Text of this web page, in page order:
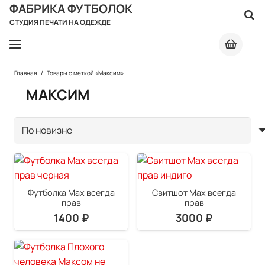
ФАБРИКА ФУТБОЛОК
СТУДИЯ ПЕЧАТИ НА ОДЕЖДЕ
Главная / Товары с меткой «Максим»
МАКСИМ
Футболка Max всегда
прав
1400 ₽
Свитшот Max всегда
прав
3000 ₽